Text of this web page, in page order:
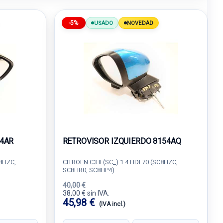
-5% USADO NOVEDAD
RETROVISOR IZQUIERDO 8154AQ
CITROËN C3 II (SC_) 1.4 HDI 70 (SC8HZC,
SC8HR0, SC8HP4)
40,00 €
38,00 € sin IVA.
45,98 € (IVA incl.)